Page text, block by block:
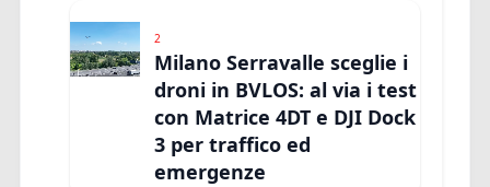
2
Milano Serravalle sceglie i
droni in BVLOS: al via i test
con Matrice 4DT e DJI Dock
3 per traffico ed
emergenze